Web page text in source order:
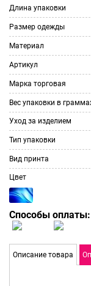
Длина упаковки
Размер одежды
Материал
Артикул
Марка торговая
Вес упаковки в
Уход за изделием
Тип упаковки
Вид принта
Цвет
Способы оплаты:
Описание товара